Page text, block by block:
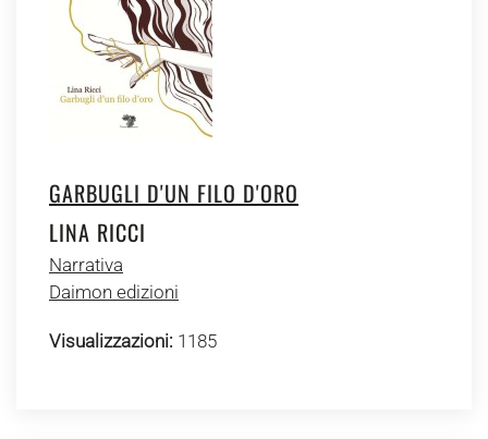
GARBUGLI D'UN FILO D'ORO
LINA RICCI
Narrativa
Daimon edizioni
Visualizzazioni: 1185